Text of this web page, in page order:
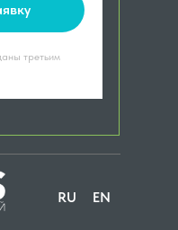
третьим
RU EN